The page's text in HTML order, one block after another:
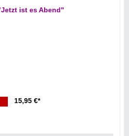
ist es Abend"
15,95 €*